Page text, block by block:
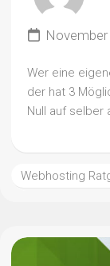
November
Wer eine
der hat 3
Null auf selber
Webhosting